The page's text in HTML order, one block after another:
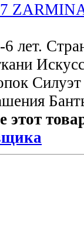
ZARMINА
лет.
этот